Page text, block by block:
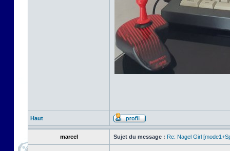
Haut
marcel Sujet du message : Re: Nagel Girl